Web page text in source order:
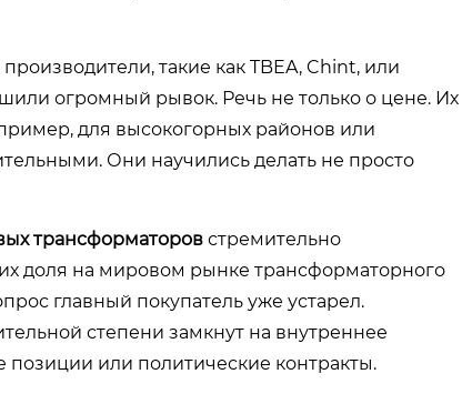
такие как TBEA, Chint, или
огромный рывок. Речь не только о цене. Их
для высокогорных районов или
Они научились делать не просто
трансформаторов стремительно
доля на мировом рынке трансформаторного
главный покупатель уже устарел.
степени замкнут на внутреннее
или политические контракты.